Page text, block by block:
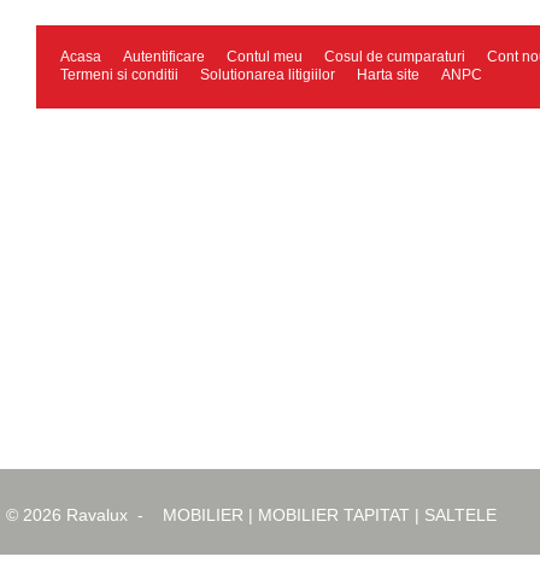
Acasa Autentificare Contul meu Cosul de cumparaturi
Cont
Termeni si conditii
Solutionarea litigiilor Harta site ANPC
© 2026 Ravalux - MOBILIER | MOBILIER TAPITAT | SALTELE